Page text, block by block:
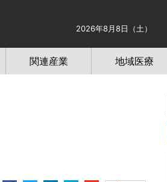
2026年8月8日（土）
関連産業 地域医療